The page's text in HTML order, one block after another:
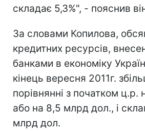
складає 5,3%", - пояснив
За словами Копилова,
кредитних ресурсів,
банками в економіку
кінець вересня 2011г.
порівнянні з початком ц.р.
або на 8,5 млрд дол., і
млрд дол.